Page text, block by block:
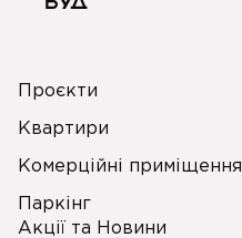
Проєкти
Квартири
Комерційні приміщення
Паркінг
Акції та Новини